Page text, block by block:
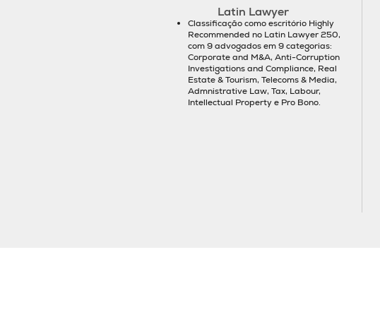
Latin Lawyer
Classificação como escritório Highly
Recommended no Latin Lawyer 250,
com 9 advogados em 9 categorias:
Corporate and M&A, Anti-Corruption
Investigations and Compliance, Real
Estate & Tourism, Telecoms & Media,
Admnistrative Law, Tax, Labour,
Intellectual Property e Pro Bono.